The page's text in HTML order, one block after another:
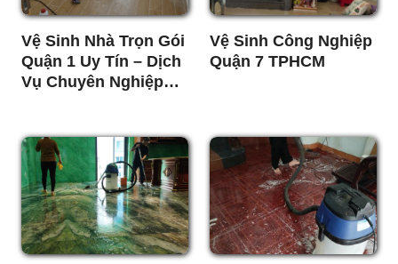
Vệ Sinh Nhà Trọn Gói
Quận 1 Uy Tín – Dịch
Vụ Chuyên Nghiệp
Vệ Sinh Công Nghiệp
Quận 7 TPHCM